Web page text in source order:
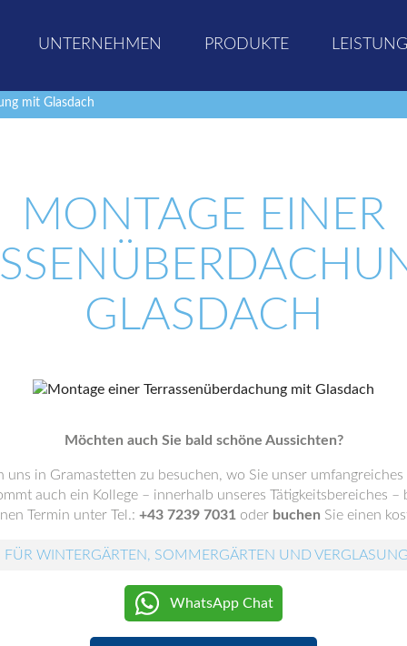
UNTERNEHMEN PRODUKTE
mit Glasdach
MONTAGE EINER
GLASDACH
Möchten auch Sie bald schöne Aussichten?
uns in Gramastetten zu besuchen, wo Sie unser
auch ein Kollege – innerhalb unseres Tätigkeitsbereiches
Termin unter Tel.: +43 7239 7031 oder buchen Sie einen
WINTERGÄRTEN, SOMMERGÄRTEN UND
WhatsApp Chat